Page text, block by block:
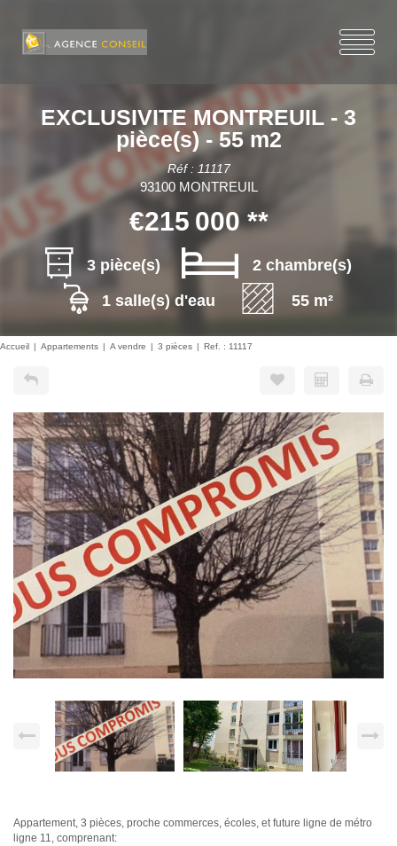
EXCLUSIVITE MONTREUIL - 3
pièce(s) - 55 m2
Réf : 11117
93100 MONTREUIL
€215 000**
3 pièce(s)
2 chambre(s)
1 salle(s) d'eau
55 m²
Accueil Appartements A vendre 3 pièces Ref. : 11117
Appartement, 3 pièces, proche commerces, écoles, et future ligne de métro
ligne 11, comprenant: